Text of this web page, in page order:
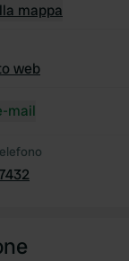
mappa
web
mail